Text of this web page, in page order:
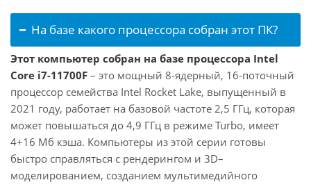
На базе какого процессора собран этот ПК?
Этот компьютер собран на базе процессора Intel
Core i7-11700F – это мощный 8-ядерный, 16-поточный
процессор семейства Intel Rocket Lake, выпущенный в
2021 году, работает на базовой частоте 2,5 ГГц, которая
может повышаться до 4,9 ГГц в режиме Turbo, имеет
4+16 Мб кэша. Компьютеры из этой серии готовы
быстро справляться с рендерингом и 3D–
моделированием, созданием мультимедийного